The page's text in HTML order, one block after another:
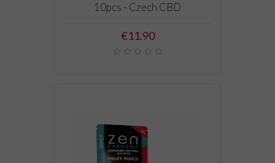
10pcs - Czech CBD
Price
€11.90